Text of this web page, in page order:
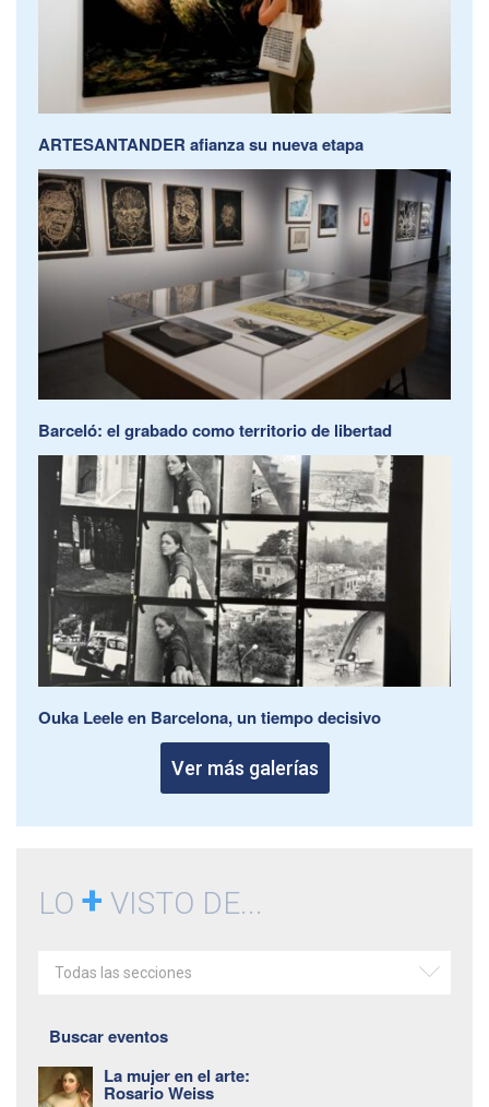
ARTESANTANDER afianza su nueva etapa
Barceló: el grabado como territorio de libertad
Ouka Leele en Barcelona, un tiempo decisivo
Ver más galerías
LO + VISTO DE...
Todas las secciones
Buscar eventos
La mujer en el arte:
Rosario Weiss